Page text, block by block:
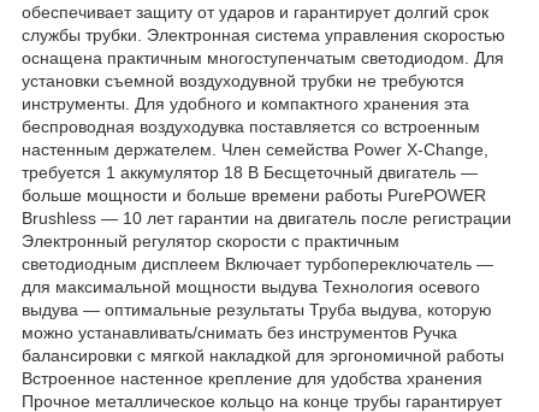
обеспечивает защиту от ударов и гарантирует долгий срок
службы трубки. Электронная система управления скоростью
оснащена практичным многоступенчатым светодиодом. Для
установки съемной воздуходувной трубки не требуются
инструменты. Для удобного и компактного хранения эта
беспроводная воздуходувка поставляется со встроенным
настенным держателем. Член семейства Power X-Change,
требуется 1 аккумулятор 18 В Бесщеточный двигатель —
больше мощности и больше времени работы PurePOWER
Brushless — 10 лет гарантии на двигатель после регистрации
Электронный регулятор скорости с практичным
светодиодным дисплеем Включает турбопереключатель —
для максимальной мощности выдува Технология осевого
выдува — оптимальные результаты Труба выдува, которую
можно устанавливать/снимать без инструментов Ручка
балансировки с мягкой накладкой для эргономичной работы
Встроенное настенное крепление для удобства хранения
Прочное металлическое кольцо на конце трубы гарантирует